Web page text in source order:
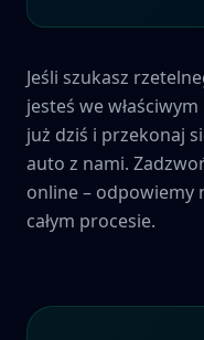
Jeśli szukasz
jesteś we
już dziś i przekonaj
auto z nami.
online – odpowiemy
całym procesie.